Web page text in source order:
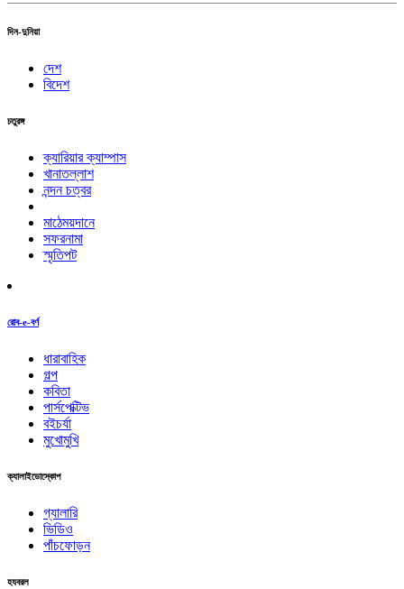
দিন-দুনিয়া
দেশ
বিদেশ
চতুরঙ্গ
ক্যারিয়ার ক্যাম্পাস
খানাতল্লাশ
নন্দন চত্বর
মাঠেময়দানে
সফরনামা
স্মৃতিপট
রোব-e-বর্ণ
ধারাবাহিক
গল্প
কবিতা
পার্সপেক্টিভ
বইচর্যা
মুখোমুখি
ক্যালাইডোস্কোপ
গ্যালারি
ভিডিও
পাঁচফোড়ন
হযবরল